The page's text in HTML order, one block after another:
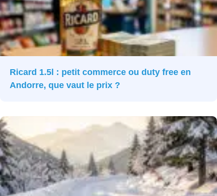
Ricard 1.5l : petit commerce ou duty free en
Andorre, que vaut le prix ?